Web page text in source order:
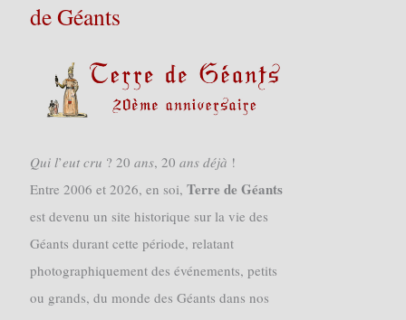
de Géants
𝑄𝑢𝑖 𝑙’𝑒𝑢𝑡 𝑐𝑟𝑢 ? 20 𝑎𝑛𝑠, 20 𝑎𝑛𝑠 𝑑𝑒́𝑗𝑎̀ !
Entre 2006 et 2026, en soi,Terre de Géants
est devenu un site historique sur la vie des
Géants durant cette période, relatant
photographiquement des événements, petits
ou grands, du monde des Géants dans nos